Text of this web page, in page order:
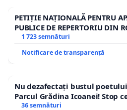
PETIȚIE NAȚIONALĂ PENTRU
PUBLICE DE REPERTORIU DIN
1 723 semnături
Notificare de transparență
Nu dezafectați bustul
Parcul Grădina Icoanei! Stop
36 semnături